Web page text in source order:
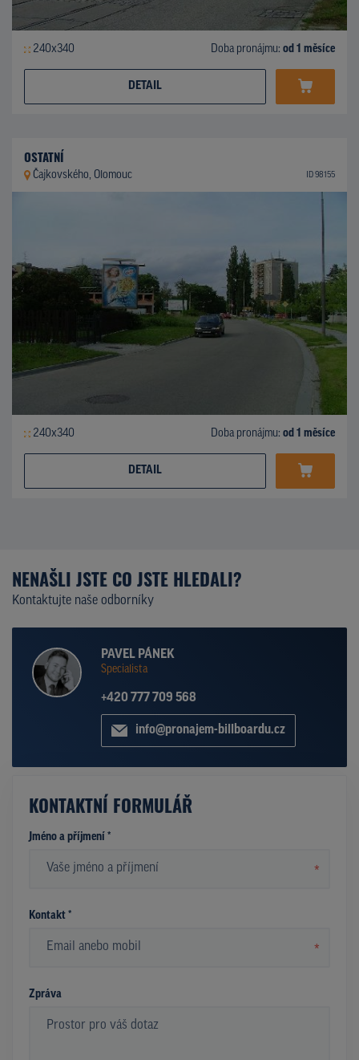
240x340 Doba pronájmu: od 1 měsíce
DETAIL
OSTATNÍ
Čajkovského, Olomouc ID 98155
240x340 Doba pronájmu: od 1 měsíce
DETAIL
NENAŠLI JSTE CO JSTE HLEDALI?
Kontaktujte naše odborníky
PAVEL PÁNEK
Specialista
+420 777 709 568
info@pronajem-billboardu.cz
KONTAKTNÍ FORMULÁŘ
Jméno a příjmení *
*
Kontakt *
*
Zpráva